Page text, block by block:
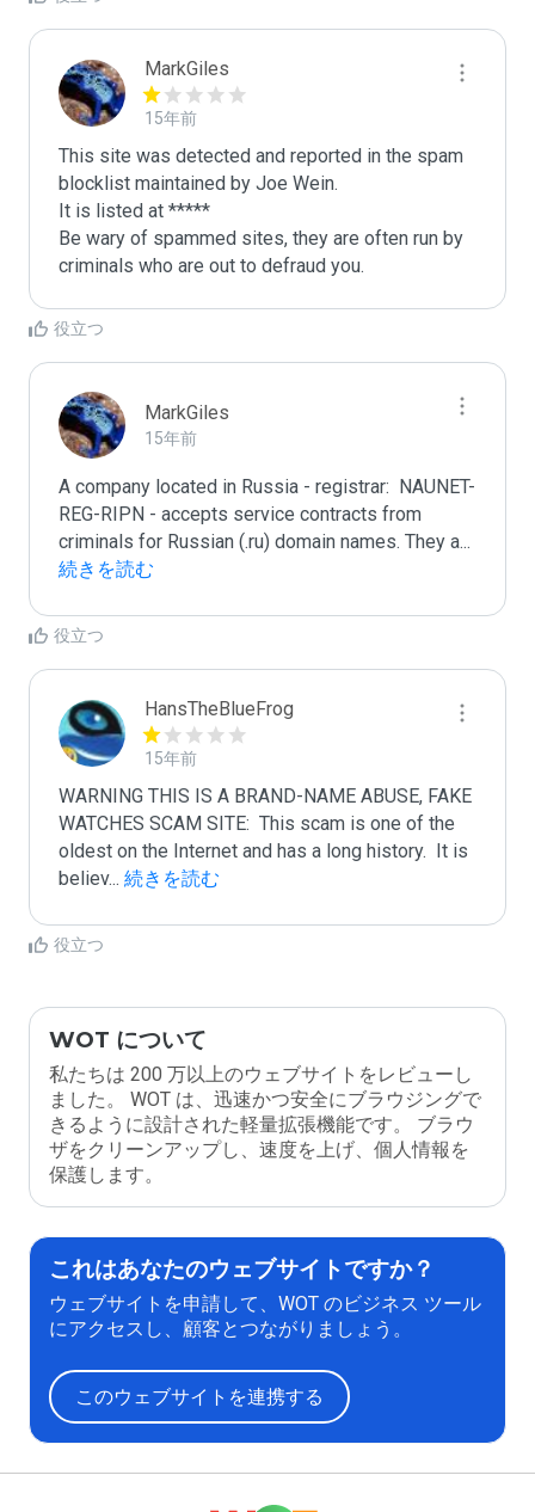
MarkGiles
15年前
This site was detected and reported in the spam
blocklist maintained by Joe Wein.
It is listed at *****
Be wary of spammed sites, they are often run by
criminals who are out to defraud you.
役立つ
MarkGiles
15年前
A company located in Russia - registrar:  NAUNET-
REG-RIPN - accepts service contracts from
criminals for Russian (.ru) domain names. They a...
続きを読む
役立つ
HansTheBlueFrog
15年前
WARNING THIS IS A BRAND-NAME ABUSE, FAKE
WATCHES SCAM SITE:  This scam is one of the
oldest on the Internet and has a long history.  It is
believ... 続きを読む
役立つ
WOT について
私たちは 200 万以上のウェブサイトをレビューし
ました。 WOT は、迅速かつ安全にブラウジングで
きるように設計された軽量拡張機能です。 ブラウ
ザをクリーンアップし、速度を上げ、個人情報を
保護します。
これはあなたのウェブサイトですか？
ウェブサイトを申請して、WOT のビジネス ツール
にアクセスし、顧客とつながりましょう。
このウェブサイトを連携する